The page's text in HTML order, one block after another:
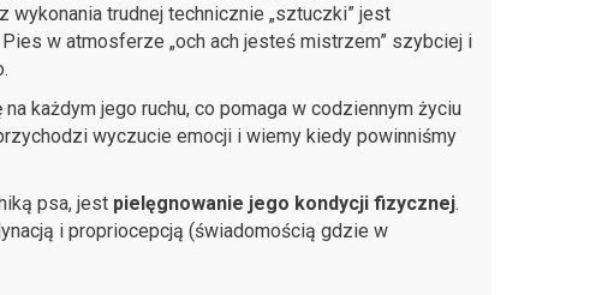
trudnej technicznie „sztuczki” jest
w atmosferze „och ach jesteś mistrzem” szybciej i
każdym jego ruchu, co pomaga w codziennym życiu
wyczucie emocji i wiemy kiedy powinniśmy
psa, jest pielęgnowanie jego kondycji fizycznej.
i propriocepcją (świadomością gdzie w